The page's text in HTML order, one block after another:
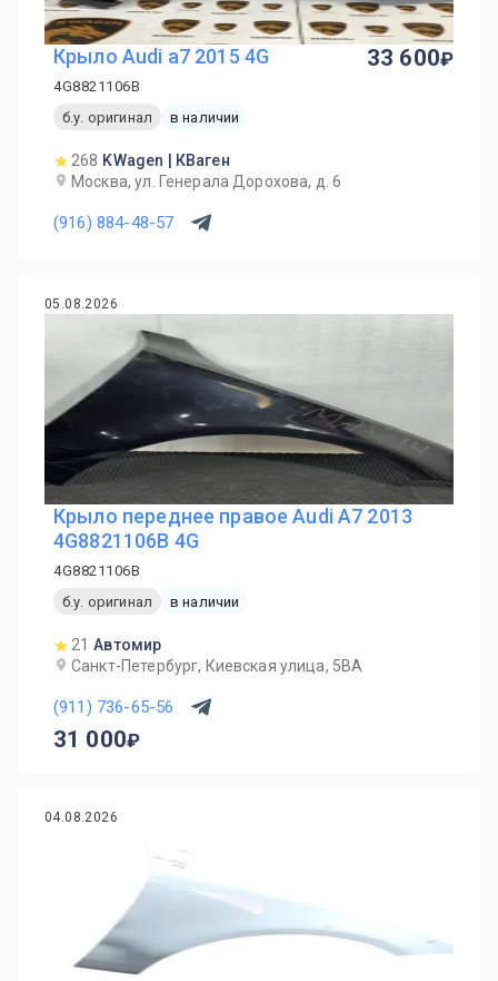
Крыло Audi a7 2015 4G
4G8821106B
б.у. оригинал
в наличии
268 KWagen | КВаген
Москва, ул. Генерала Дорохова, д. 6
(916) 884-48-57
33 600
05.08.2026
Крыло переднее правое Audi A7 2013
4G8821106B 4G
4G8821106B
б.у. оригинал
в наличии
21 Автомир
Санкт-Петербург, Киевская улица, 5ВА
(911) 736-65-56
31 000
04.08.2026